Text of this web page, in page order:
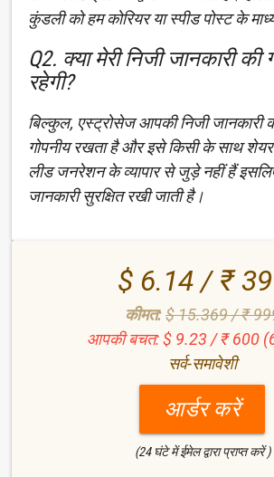
कुंडली को हम कोरियर या स्पीड पोस्ट के
Q2. क्या मेरी निजी जानकारी की
रहेगी?
बिल्कुल, एस्ट्रोसेज आपकी निजी जानकारी
गोपनीय रखता है और इसे किसी के साथ
लीड जनरेशन के व्यापार से जुड़े नहीं हैं
जानकारी सुरक्षित रखी जाती है।
$ 6.14 / ₹
कीमत:$ 15.369 / ₹
आपकी बचत: $ 9.23 / ₹ 600
सर्व-समावेशी
आर्डर करें
(24 घंटे में ईमेल द्वारा प्राप्त करें )